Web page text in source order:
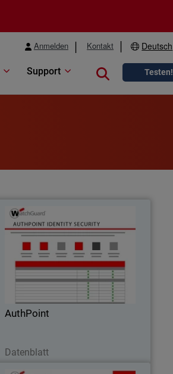
Anmelden Kontakt Deutsch
Support Close search
Testen!
AuthPoint
Datenblatt
Halten sie kriminelle mit AuthPoint von
ihrem netzwerk fern.